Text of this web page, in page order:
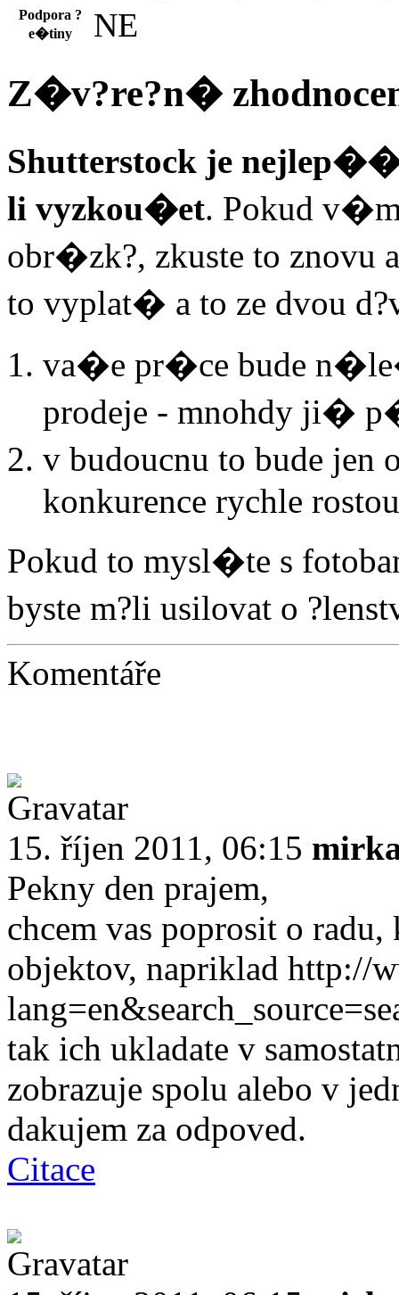
Podpora ?
e�tiny
NE
Z�v?re?n�
Shutterstock je
li vyzkou�et. Pokud
obr�zk?, zkuste to znovu
to vyplat� a to ze dvou
va�e pr�ce bude
prodeje - mnohdy ji�
v budoucnu to bude
konkurence rychle rostou
Pokud to mysl�te s
byste m?li usilovat o
Komentáře
15. říjen 2011, 06:15
Pekny den prajem,
chcem vas poprosit o
objektov, napriklad http://
tak ich ukladate v
zobrazuje spolu alebo v
dakujem za odpoved.
Citace